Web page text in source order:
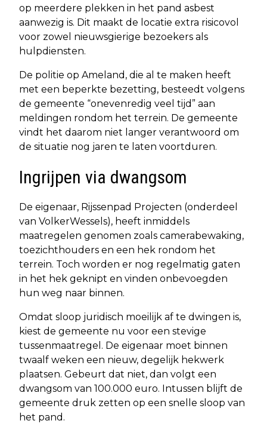
op meerdere plekken in het pand asbest
aanwezig is. Dit maakt de locatie extra risicovol
voor zowel nieuwsgierige bezoekers als
hulpdiensten.
De politie op Ameland, die al te maken heeft
met een beperkte bezetting, besteedt volgens
de gemeente “onevenredig veel tijd” aan
meldingen rondom het terrein. De gemeente
vindt het daarom niet langer verantwoord om
de situatie nog jaren te laten voortduren.
Ingrijpen via dwangsom
De eigenaar, Rijssenpad Projecten (onderdeel
van VolkerWessels), heeft inmiddels
maatregelen genomen zoals camerabewaking,
toezichthouders en een hek rondom het
terrein. Toch worden er nog regelmatig gaten
in het hek geknipt en vinden onbevoegden
hun weg naar binnen.
Omdat sloop juridisch moeilijk af te dwingen is,
kiest de gemeente nu voor een stevige
tussenmaatregel. De eigenaar moet binnen
twaalf weken een nieuw, degelijk hekwerk
plaatsen. Gebeurt dat niet, dan volgt een
dwangsom van 100.000 euro. Intussen blijft de
gemeente druk zetten op een snelle sloop van
het pand.